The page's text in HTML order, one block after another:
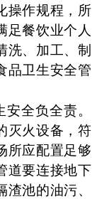
操作规程，所
足餐饮业个人
洗、加工、制
品卫生安全管
全负全责。
灭火设备，符
所应配置足够
道要连接地下
池的油污、